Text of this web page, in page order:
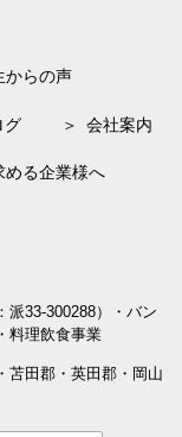
からの声
グ 会社案内
める企業様へ
派33-300288）・バン
料理飲食事業
苫田郡・ 英田郡・ 岡山